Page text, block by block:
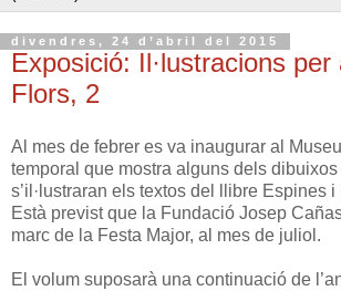
divendres, 24 d’abril del 2015
Exposició: Il·lustracions
Flors, 2
Al mes de febrer es va inaugurar al
temporal que mostra alguns dels
s’il·lustraran els textos del llibre Espines i
Està previst que la Fundació Josep
marc de la Festa Major, al mes de juliol.
El volum suposarà una continuació de